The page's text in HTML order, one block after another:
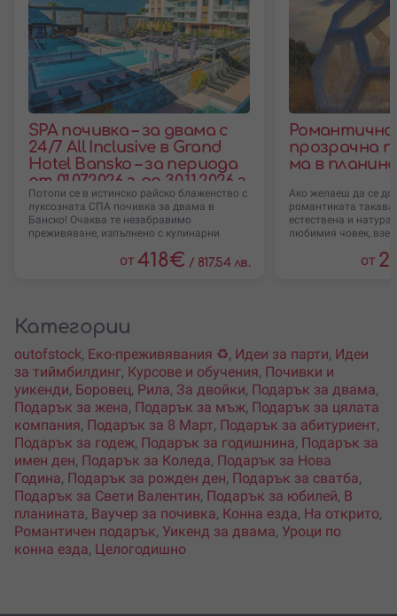
SPA почивка – за двама с
24/7 All Inclusive в Grand
Hotel Bansko – за периода
от 01.07.2026 г. до 30.11.2026 г.
Потопи се в истинско райско блаженство с
луксозната СПА почивка за двама в
Банско! Очаква те незабравимо
преживяване, изпълнено с кулинарни
от 418€ / 817.54 лв.
Романтична
прозрачна
ма в
Ако желаеш да се
романтиката
естествена и
любимия човек,
от
Категории
outofstock, Еко-преживявания ♻️, Идеи за парти, Идеи
за тиймбилдинг, Курсове и обучения, Почивки и
уикенди, Боровец, Рила, За двойки, Подарък за двама,
Подарък за жена, Подарък за мъж, Подарък за цялата
компания, Подарък за 8 Март, Подарък за абитуриент,
Подарък за годеж, Подарък за годишнина, Подарък за
имен ден, Подарък за Коледа, Подарък за Нова
Година, Подарък за рожден ден, Подарък за сватба,
Подарък за Свети Валентин, Подарък за юбилей, В
планината, Ваучер за почивка, Конна езда, На открито,
Романтичен подарък, Уикенд за двама, Уроци по
конна езда, Целогодишно